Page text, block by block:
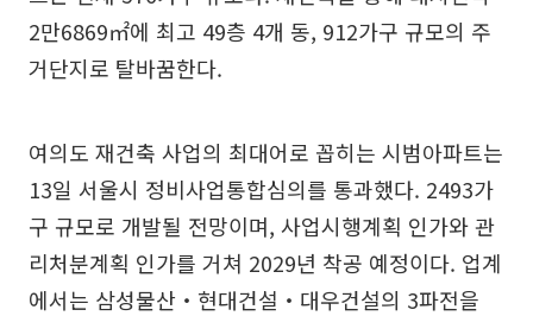
2만6869㎡에 최고 49층 4개 동, 912가구 규모의 주
거단지로 탈바꿈한다.
여의도 재건축 사업의 최대어로 꼽히는 시범아파트는
13일 서울시 정비사업통합심의를 통과했다. 2493가
구 규모로 개발될 전망이며, 사업시행계획 인가와 관
리처분계획 인가를 거쳐 2029년 착공 예정이다. 업계
에서는 삼성물산‧현대건설‧대우건설의 3파전을